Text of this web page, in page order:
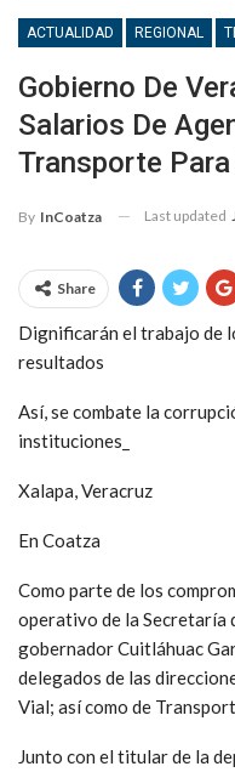
ACTUALIDAD REGIONAL
Gobierno De
Salarios De
Transporte
By InCoatza Last updated
Share
Dignificarán el trabajo de
resultados
Así, se combate la
instituciones_
Xalapa, Veracruz
En Coatza
Como parte de los
operativo de la Secretaría
gobernador Cuitláhuac
delegados de las
Vial; así como de
Junto con el titular de la